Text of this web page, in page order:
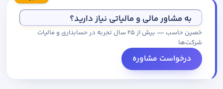
به مشاور مالی و مالیاتی نیاز دارید؟
حَصین حاسب — بیش از ۲۵ سال تجربه در حسابداری و مالیات
شرکت‌ها
درخواست مشاوره